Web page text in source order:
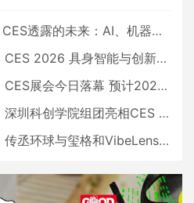
CES透露的未来：AI、机器人与智能生活大爆发
CES 2026 具身智能与创新领域 中国公司大放异彩
CES展会今日落幕 预计2026行业收入将超五千亿美元
深圳科创学院组团亮相CES 广受好评
传丞环球与玺格和VibeLens共同推出全新耳机